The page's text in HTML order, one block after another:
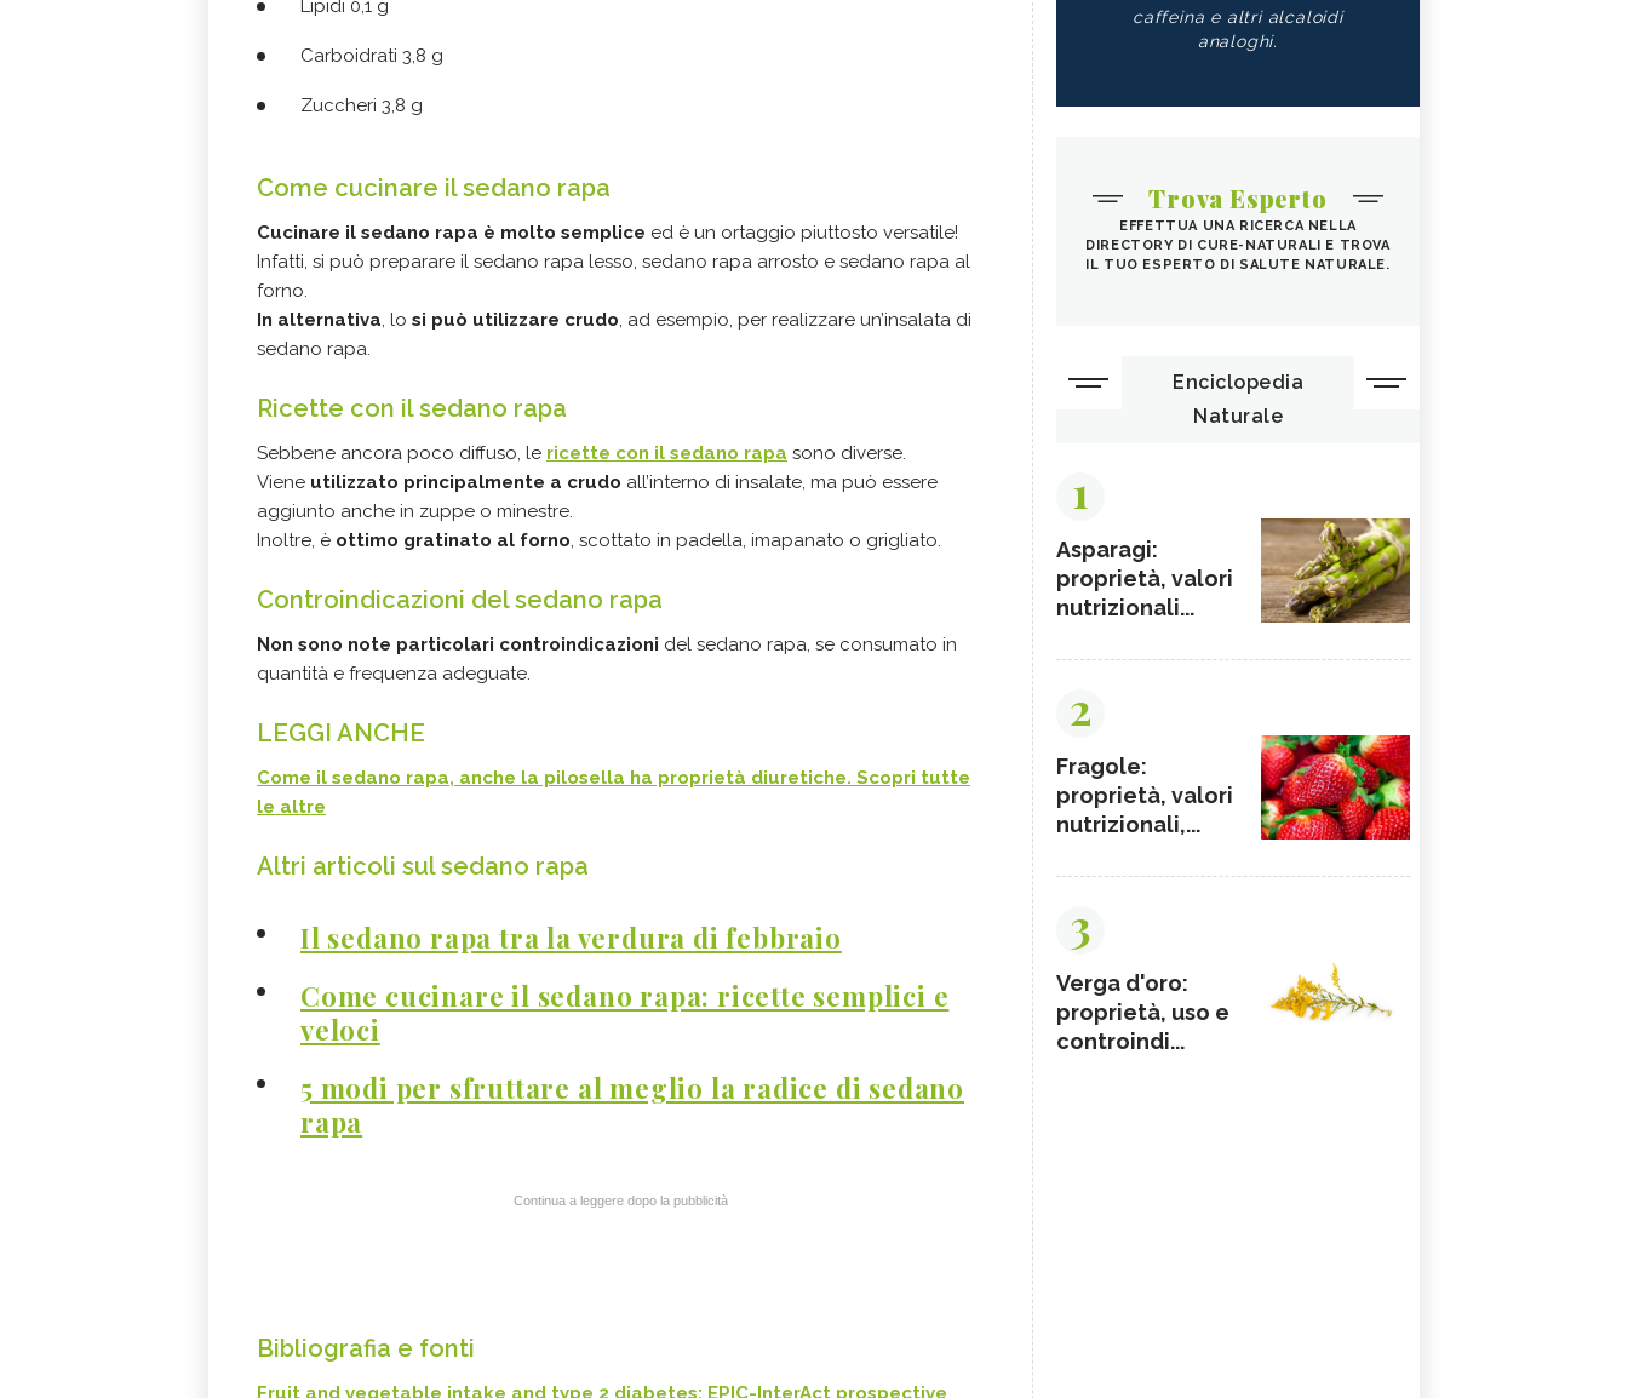
Lipidi 0,1 g
Carboidrati 3,8 g
Zuccheri 3,8 g
Come cucinare il sedano rapa
Cucinare il sedano rapa è molto semplice ed è un ortaggio piuttosto versatile!
Infatti, si può preparare il sedano rapa lesso, sedano rapa arrosto e sedano rapa al
forno.
In alternativa, lo si può utilizzare crudo, ad esempio, per realizzare un’insalata di
sedano rapa.
Ricette con il sedano rapa
Sebbene ancora poco diffuso, le ricette con il sedano rapa sono diverse.
Viene utilizzato principalmente a crudo all’interno di insalate, ma può essere
aggiunto anche in zuppe o minestre.
Inoltre, è ottimo gratinato al forno, scottato in padella, imapanato o grigliato.
Controindicazioni del sedano rapa
Non sono note particolari controindicazioni del sedano rapa, se consumato in
quantità e frequenza adeguate.
LEGGI ANCHE
Come il sedano rapa, anche la pilosella ha proprietà diuretiche. Scopri tutte
le altre
Altri articoli sul sedano rapa
Il sedano rapa tra la verdura di febbraio
Come cucinare il sedano rapa: ricette semplici e
veloci
5 modi per sfruttare al meglio la radice di sedano
rapa
Continua a leggere dopo la pubblicità
Bibliografia e fonti
Fruit and vegetable intake and type 2 diabetes: EPIC-InterAct prospective
caffeina e altri alcaloidi
analoghi.
Trova Esperto
EFFETTUA UNA RICERCA NELLA
DIRECTORY DI CURE-NATURALI E TROVA
IL TUO ESPERTO DI SALUTE NATURALE.
Enciclopedia
Naturale
1
Asparagi:
proprietà, valori
nutrizionali...
2
Fragole:
proprietà, valori
nutrizionali,...
3
Verga d'oro:
proprietà, uso e
controindi...